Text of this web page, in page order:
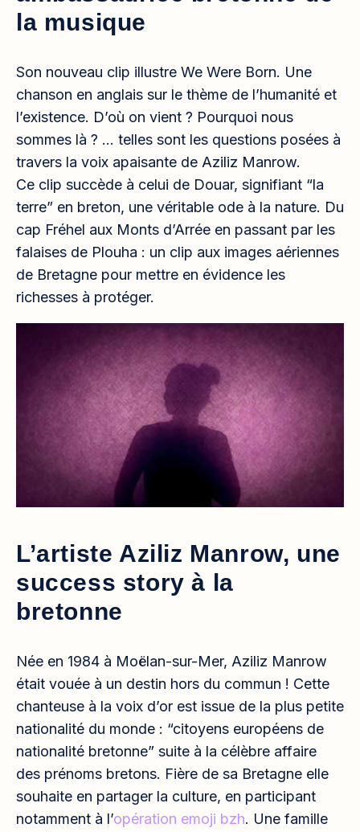
la musique
Son nouveau clip illustre We Were Born. Une
chanson en anglais sur le thème de l’humanité et
l’existence. D’où on vient ? Pourquoi nous
sommes là ? … telles sont les questions posées à
travers la voix apaisante de Aziliz Manrow.
Ce clip succède à celui de Douar, signifiant “la
terre” en breton, une véritable ode à la nature. Du
cap Fréhel aux Monts d’Arrée en passant par les
falaises de Plouha : un clip aux images aériennes
de Bretagne pour mettre en évidence les
richesses à protéger.
L’artiste Aziliz Manrow, une
success story à la
bretonne
Née en 1984 à Moëlan-sur-Mer, Aziliz Manrow
était vouée à un destin hors du commun ! Cette
chanteuse à la voix d’or est issue de la plus petite
nationalité du monde : “citoyens européens de
nationalité bretonne” suite à la célèbre affaire
des prénoms bretons. Fière de sa Bretagne elle
souhaite en partager la culture, en participant
notamment à l’opération emoji bzh. Une famille